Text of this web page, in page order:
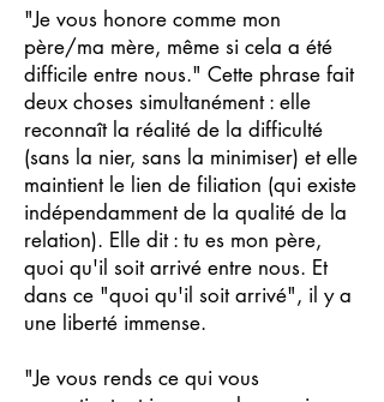
"Je vous honore comme mon
père/ma mère, même si cela a été
difficile entre nous." Cette phrase fait
deux choses simultanément : elle
reconnaît la réalité de la difficulté
(sans la nier, sans la minimiser) et elle
maintient le lien de filiation (qui existe
indépendamment de la qualité de la
relation). Elle dit : tu es mon père,
quoi qu'il soit arrivé entre nous. Et
dans ce "quoi qu'il soit arrivé", il y a
une liberté immense.
"Je vous rends ce qui vous